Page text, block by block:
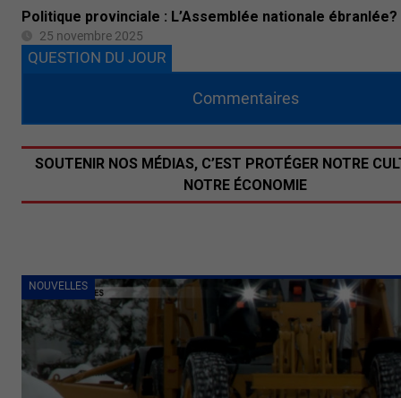
Politique provinciale : L’Assemblée nationale ébranlée?
25 novembre 2025
NOUVELLES
QUESTION DU JOUR
Commentaires
SOUTENIR NOS MÉDIAS, C’EST PROTÉGER NOTRE
NOTRE ÉCONOMIE